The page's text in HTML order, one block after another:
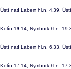
Ústí nad Labem hl.n. 4.39,
Kolín 19.14, Nymburk hl.n.
Ústí nad Labem hl.n. 6.33,
Kolín 17.14, Nymburk hl.n.